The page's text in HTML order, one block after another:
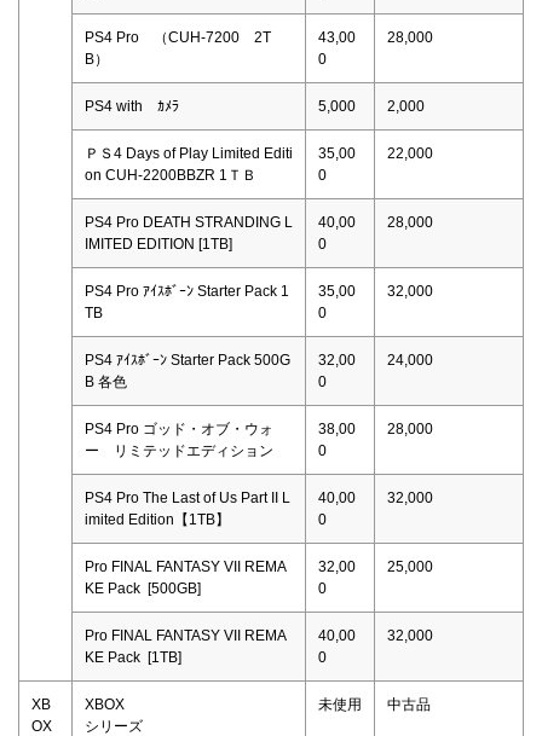
PS4 Pro （CUH-7200 2T
B）
43,00
0
28,000
PS4 with ｶﾒﾗ 5,000 2,000
ＰＳ4 Days of Play Limited Editi
on CUH-2200BBZR 1ＴＢ
35,00
0
22,000
PS4 Pro DEATH STRANDING L
IMITED EDITION [1TB]
40,00
0
28,000
PS4 Pro ｱｲｽﾎﾞｰﾝ Starter Pack 1
TB
35,00
0
32,000
PS4 ｱｲｽﾎﾞｰﾝ Starter Pack 500G
B 各色
32,00
0
24,000
PS4 Pro ゴッド・オブ・ウォ
ー リミテッドエディション
38,00
0
28,000
PS4 Pro The Last of Us Part II L
imited Edition【1TB】
40,00
0
32,000
Pro FINAL FANTASY VII REMA
KE Pack [500GB]
32,00
0
25,000
Pro FINAL FANTASY VII REMA
KE Pack [1TB]
40,00
0
32,000
XB
OX
XBOX
シリーズ
未使用 中古品